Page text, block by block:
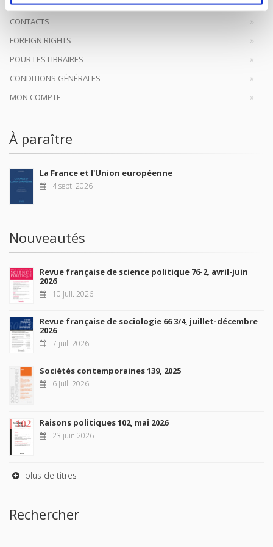
CONTACTS
FOREIGN RIGHTS
POUR LES LIBRAIRES
CONDITIONS GÉNÉRALES
MON COMPTE
À paraître
La France et l'Union européenne
4 sept. 2026
Nouveautés
Revue française de science politique 76-2, avril-juin
2026
10 juil. 2026
Revue française de sociologie 66 3/4, juillet-décembre
2026
7 juil. 2026
Sociétés contemporaines 139, 2025
6 juil. 2026
Raisons politiques 102, mai 2026
23 juin 2026
plus de titres
Rechercher